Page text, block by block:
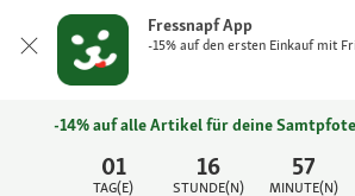
Fressnapf App
-15% auf den ersten Einkauf mit
01
TAG(E)
16
STUNDE(N)
57
MINUTE(N)
-14% auf alle Artikel für deine